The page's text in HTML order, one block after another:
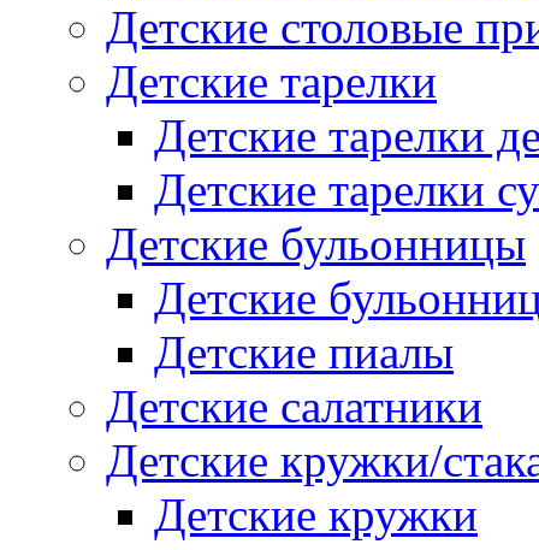
Детские столовые
Детские тарелки
Детские тарелки
Детские тарелки
Детские бульонницы
Детские
Детские пиалы
Детские салатники
Детские кружки/
Детские кружки